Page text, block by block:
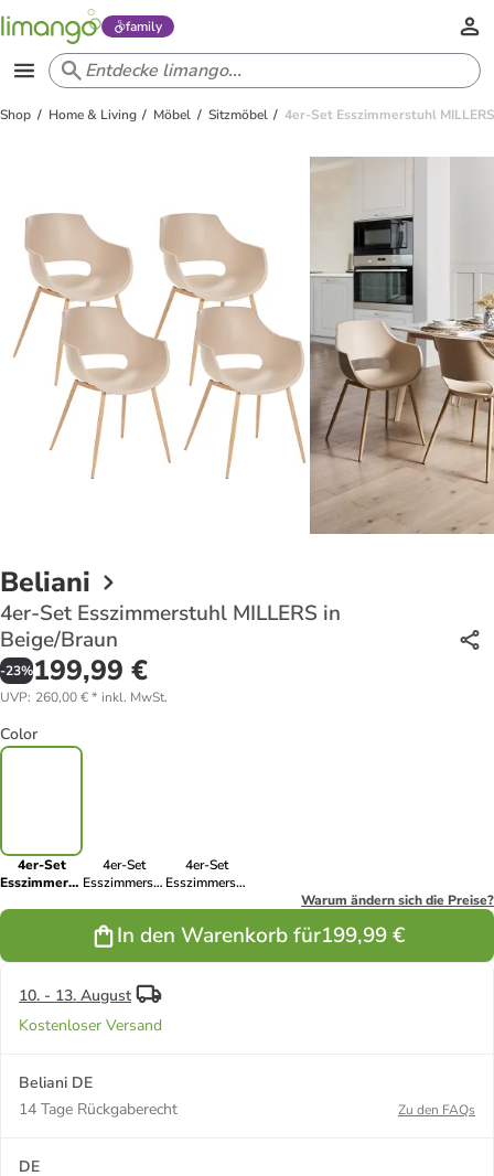
family
Shop Home & Living Möbel Sitzmöbel 4er-Set Esszimmerstuhl
Beliani
4er-Set Esszimmerstuhl MILLERS in
Beige/Braun
-23%199,99 €
UVP: 260,00 €* inkl. MwSt.
Color
4er-Set
Esszimmerstuhl
Beige/Braun
4er-Set
Esszimmerstuhl
4er-Set
Esszimmerstuhl
Warum ändern sich die Preise?
In den Warenkorb für199,99 €
10. - 13. August
Kostenloser Versand
Beliani DE
14 Tage Rückgaberecht
Zu den FAQs
DE